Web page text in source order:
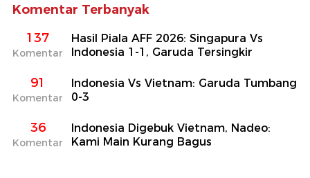
Komentar Terbanyak
137
Komentar
Hasil Piala AFF 2026: Singapura Vs
Indonesia 1-1, Garuda Tersingkir
91
Komentar
Indonesia Vs Vietnam: Garuda Tumbang
0-3
36
Komentar
Indonesia Digebuk Vietnam, Nadeo:
Kami Main Kurang Bagus